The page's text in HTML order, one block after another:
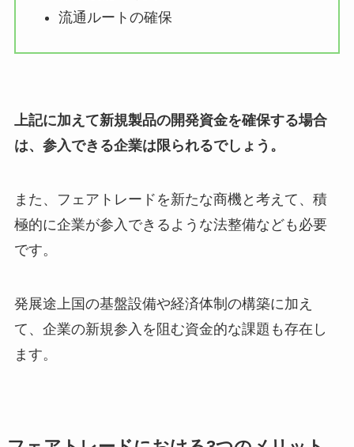
流通ルートの確保
上記に加えて新規製品の開発資金を確保する場合
は、参入できる企業は限られるでしょう。
また、フェアトレードを新たな商機と考えて、積
極的に企業が参入できるような法整備なども必要
です。
発展途上国の基盤設備や経済体制の構築に加え
て、企業の新規参入を阻む資金的な課題も存在し
ます。